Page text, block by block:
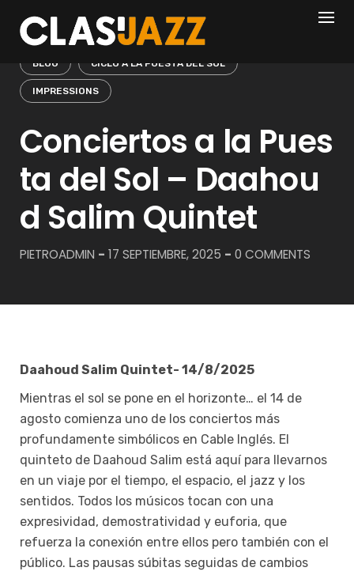
content
BLOG CICLO A LA PUESTA DEL SOL
IMPRESSIONS
Conciertos a la Pues
ta del Sol – Daahou
d Salim Quintet
PIETROADMIN - 17 SEPTIEMBRE, 2025 - 0 COMMENTS
Daahoud Salim Quintet- 14/8/2025
Mientras el sol se pone en el horizonte… el 14 de
agosto comienza uno de los conciertos más
profundamente simbólicos en Cable Inglés. El
quinteto de Daahoud Salim está aquí para llevarnos
en un viaje por el tiempo, el espacio, el jazz y los
sentidos. Todos los músicos tocan con una
expresividad, demostratividad y euforia, que
refuerza la conexión entre ellos pero también con el
público. Las pausas súbitas seguidas de cambios